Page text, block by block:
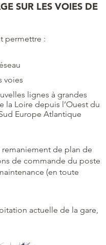
SUR LES VOIES DE
permettre :
voies
lignes à grandes
la Loire depuis l’Ouest du
Europe Atlantique
remaniement de plan de
de commande du poste
(en toute
actuelle de la gare,